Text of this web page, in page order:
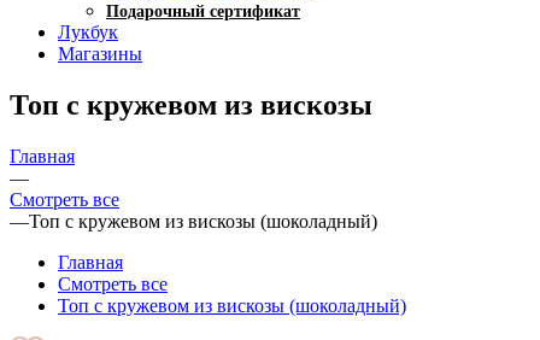
Подарочный сертификат
Лукбук
Магазины
Топ с кружевом из вискозы
Главная
—
Смотреть все
—Топ с кружевом из вискозы (шоколадный)
Главная
Смотреть все
Топ с кружевом из вискозы (шоколадный)